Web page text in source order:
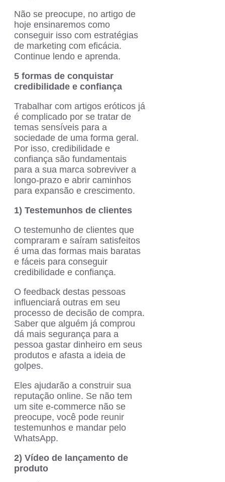
Não se preocupe, no artigo de
hoje ensinaremos como
conseguir isso com estratégias
de marketing com eficácia.
Continue lendo e aprenda.
5 formas de conquistar
credibilidade e confiança
Trabalhar com artigos eróticos já
é complicado por se tratar de
temas sensíveis para a
sociedade de uma forma geral.
Por isso, credibilidade e
confiança são fundamentais
para a sua marca sobreviver a
longo-prazo e abrir caminhos
para expansão e crescimento.
1) Testemunhos de clientes
O testemunho de clientes que
compraram e saíram satisfeitos
é uma das formas mais baratas
e fáceis para conseguir
credibilidade e confiança.
O feedback destas pessoas
influenciará outras em seu
processo de decisão de compra.
Saber que alguém já comprou
dá mais segurança para a
pessoa gastar dinheiro em seus
produtos e afasta a ideia de
golpes.
Eles ajudarão a construir sua
reputação online. Se não tem
um site e-commerce não se
preocupe, você pode reunir
testemunhos e mandar pelo
WhatsApp.
2) Vídeo de lançamento de
produto